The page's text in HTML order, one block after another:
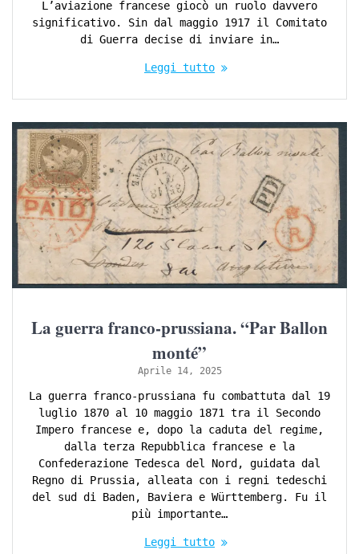
L’aviazione francese giocò un ruolo davvero
significativo. Sin dal maggio 1917 il Comitato
di Guerra decise di inviare in…
Leggi tutto
La guerra franco-prussiana. “Par Ballon
monté”
Aprile 14, 2025
La guerra franco-prussiana fu combattuta dal 19
luglio 1870 al 10 maggio 1871 tra il Secondo
Impero francese e, dopo la caduta del regime,
dalla terza Repubblica francese e la
Confederazione Tedesca del Nord, guidata dal
Regno di Prussia, alleata con i regni tedeschi
del sud di Baden, Baviera e Württemberg. Fu il
più importante…
Leggi tutto